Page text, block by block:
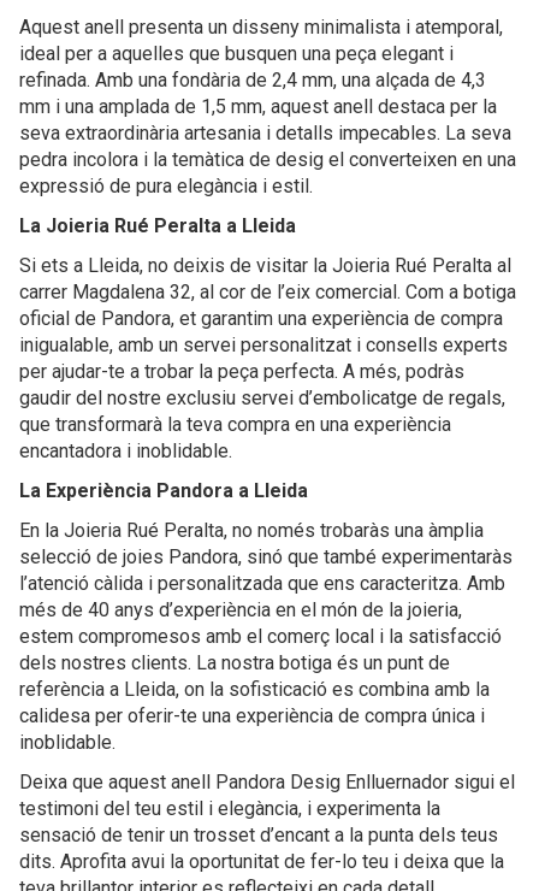
Aquest anell presenta un disseny minimalista i atemporal,
ideal per a aquelles que busquen una peça elegant i
refinada. Amb una fondària de 2,4 mm, una alçada de 4,3
mm i una amplada de 1,5 mm, aquest anell destaca per la
seva extraordinària artesania i detalls impecables. La seva
pedra incolora i la temàtica de desig el converteixen en una
expressió de pura elegància i estil.
La Joieria Rué Peralta a Lleida
Si ets a Lleida, no deixis de visitar la Joieria Rué Peralta al
carrer Magdalena 32, al cor de l’eix comercial. Com a botiga
oficial de Pandora, et garantim una experiència de compra
inigualable, amb un servei personalitzat i consells experts
per ajudar-te a trobar la peça perfecta. A més, podràs
gaudir del nostre exclusiu servei d’embolicatge de regals,
que transformarà la teva compra en una experiència
encantadora i inoblidable.
La Experiència Pandora a Lleida
En la Joieria Rué Peralta, no només trobaràs una àmplia
selecció de joies Pandora, sinó que també experimentaràs
l’atenció càlida i personalitzada que ens caracteritza. Amb
més de 40 anys d’experiència en el món de la joieria,
estem compromesos amb el comerç local i la satisfacció
dels nostres clients. La nostra botiga és un punt de
referència a Lleida, on la sofisticació es combina amb la
calidesa per oferir-te una experiència de compra única i
inoblidable.
Deixa que aquest anell Pandora Desig Enlluernador sigui el
testimoni del teu estil i elegància, i experimenta la
sensació de tenir un trosset d’encant a la punta dels teus
dits. Aprofita avui la oportunitat de fer-lo teu i deixa que la